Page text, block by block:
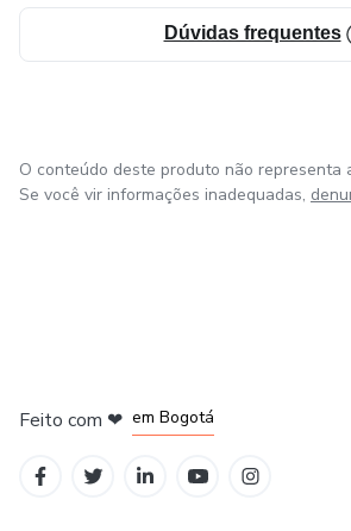
Dúvidas frequentes
O conteúdo deste produto não representa
Se você vir informações inadequadas,
Feito com ❤ em Bogotá